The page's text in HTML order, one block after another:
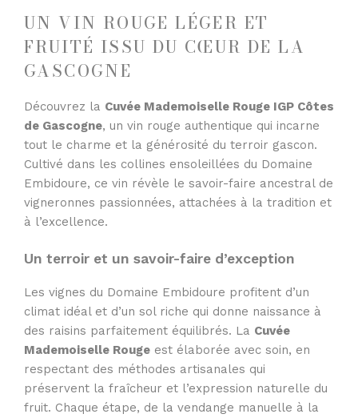
UN VIN ROUGE LÉGER ET
FRUITÉ ISSU DU CŒUR DE LA
GASCOGNE
Découvrez la Cuvée Mademoiselle Rouge IGP Côtes
de Gascogne, un vin rouge authentique qui incarne
tout le charme et la générosité du terroir gascon.
Cultivé dans les collines ensoleillées du Domaine
Embidoure, ce vin révèle le savoir-faire ancestral de
vigneronnes passionnées, attachées à la tradition et
à l’excellence.
Un terroir et un savoir-faire d’exception
Les vignes du Domaine Embidoure profitent d’un
climat idéal et d’un sol riche qui donne naissance à
des raisins parfaitement équilibrés. La Cuvée
Mademoiselle Rouge est élaborée avec soin, en
respectant des méthodes artisanales qui
préservent la fraîcheur et l’expression naturelle du
fruit. Chaque étape, de la vendange manuelle à la